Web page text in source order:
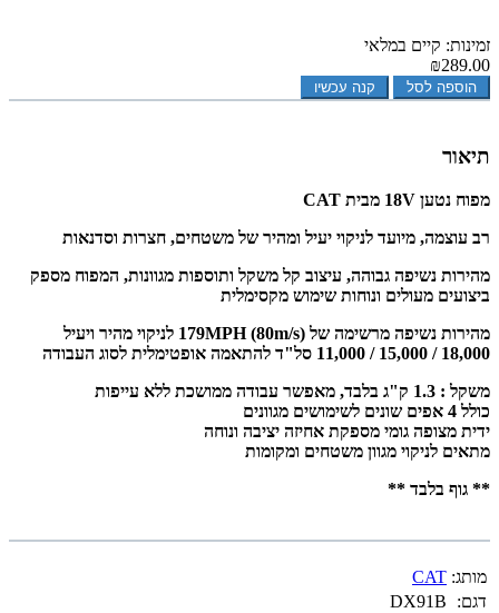
זמינות: קיים במלאי
₪289.00
הוספה לסל קנה עכשיו
תיאור
מפוח נטען 18V מבית CAT
רב עוצמה, מיועד לניקוי יעיל ומהיר של משטחים, חצרות וסדנאות
מהירות נשיפה גבוהה, עיצוב קל משקל ותוספות מגוונות, המפוח מספק
ביצועים מעולים ונוחות שימוש מקסימלית
מהירות נשיפה מרשימה של 179MPH (80m/s) לניקוי מהיר ויעיל
18,000 / 15,000 / 11,000 סל"ד להתאמה אופטימלית לסוג העבודה
משקל : 1.3 ק"ג בלבד, מאפשר עבודה ממושכת ללא עייפות
כולל 4 אפים שונים לשימושים מגוונים
ידית מצופה גומי מספקת אחיזה יציבה ונוחה
מתאים לניקוי מגוון משטחים ומקומות
** גוף בלבד **
מותג: CAT
דגם:
DX91B